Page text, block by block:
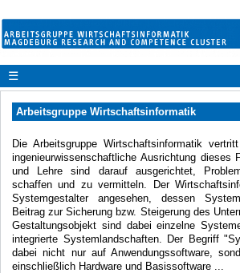
☰
Arbeitsgruppe Wirtschaftsinformatik
Die Arbeitsgruppe Wirtschaftsinformatik
ingenieurwissenschaftliche Ausrichtung dieses
und Lehre sind darauf ausgerichtet,
schaffen und zu vermitteln. Der
Systemgestalter angesehen, dessen
Beitrag zur Sicherung bzw. Steigerung des
Gestaltungsobjekt sind dabei einzelne
integrierte Systemlandschaften. Der Begriff
dabei nicht nur auf Anwendungssoftware,
einschließlich Hardware und Basissoftware ...